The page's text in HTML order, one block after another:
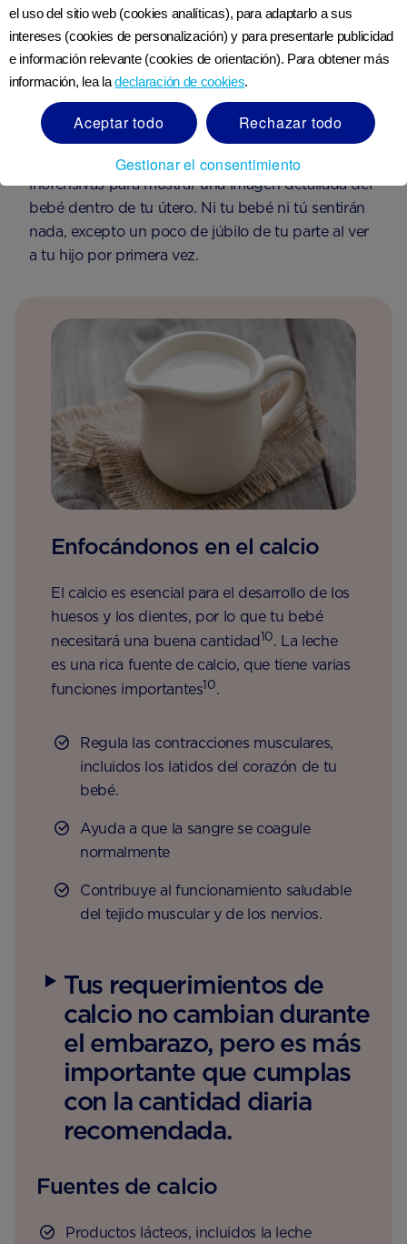
Tu primer ultrasonido
Entre las 8 y 14 semanas, tendrás su primer
ultrasonido. Las ecografías utilizan ondas sonoras
inofensivas para mostrar una imagen detallada del
bebé dentro de tu útero. Ni tu bebé ni tú sentirán
nada, excepto un poco de júbilo de tu parte al ver
a tu hijo por primera vez.
Enfocándonos en el calcio
El calcio es esencial para el desarrollo de los
huesos y los dientes, por lo que tu bebé
necesitará una buena cantidad10. La leche
es una rica fuente de calcio, que tiene varias
funciones importantes10.
Regula las contracciones musculares,
incluidos los latidos del corazón de tu
bebé.
Ayuda a que la sangre se coagule
normalmente
Contribuye al funcionamiento saludable
del tejido muscular y de los nervios.
Tus requerimientos de
calcio no cambian durante
el embarazo, pero es más
importante que cumplas
con la cantidad diaria
recomendada.
Fuentes de calcio
Productos lácteos, incluidos la leche
el uso del sitio web (cookies analíticas), para adaptarlo a sus
intereses (cookies de personalización) y para presentarle publicidad
e información relevante (cookies de orientación). Para obtener más
información, lea ladeclaración de cookies.
Aceptar todo
Rechazar todo
Gestionar el consentimiento